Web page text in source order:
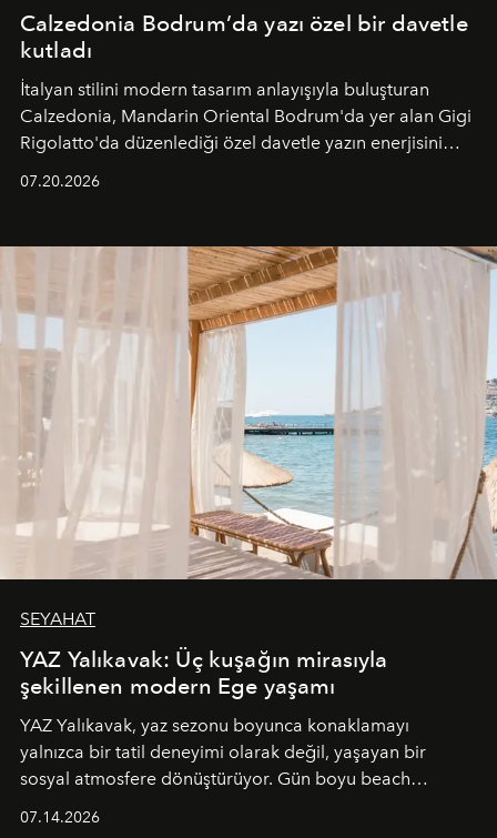
Calzedonia Bodrum’da yazı özel bir davetle
kutladı
İtalyan stilini modern tasarım anlayışıyla buluşturan
Calzedonia, Mandarin Oriental Bodrum'da yer alan Gigi
Rigolatto'da düzenlediği özel davetle yazın enerjisini
07.20.2026
SEYAHAT
YAZ Yalıkavak: Üç kuşağın mirasıyla
şekillenen modern Ege yaşamı
YAZ Yalıkavak, yaz sezonu boyunca konaklamayı
yalnızca bir tatil deneyimi olarak değil, yaşayan bir
sosyal atmosfere dönüştürüyor. Gün boyu beach
07.14.2026